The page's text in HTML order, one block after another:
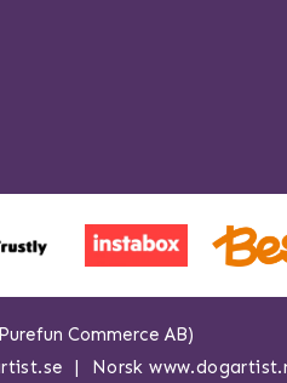
Commerce AB)
Norsk